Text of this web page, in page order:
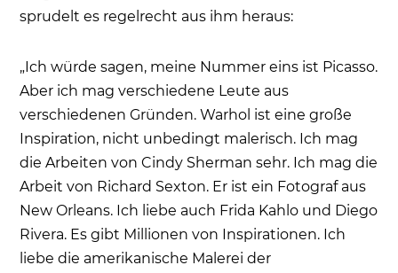
sprudelt es regelrecht aus ihm heraus:
„Ich würde sagen, meine Nummer eins ist Picasso.
Aber ich mag verschiedene Leute aus
verschiedenen Gründen. Warhol ist eine große
Inspiration, nicht unbedingt malerisch. Ich mag
die Arbeiten von Cindy Sherman sehr. Ich mag die
Arbeit von Richard Sexton. Er ist ein Fotograf aus
New Orleans. Ich liebe auch Frida Kahlo und Diego
Rivera. Es gibt Millionen von Inspirationen. Ich
liebe die amerikanische Malerei der